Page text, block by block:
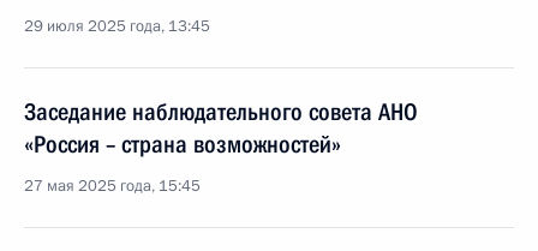
29 июля 2025 года, 13:45
Заседание наблюдательного совета АНО
«Россия – страна возможностей»
27 мая 2025 года, 15:45